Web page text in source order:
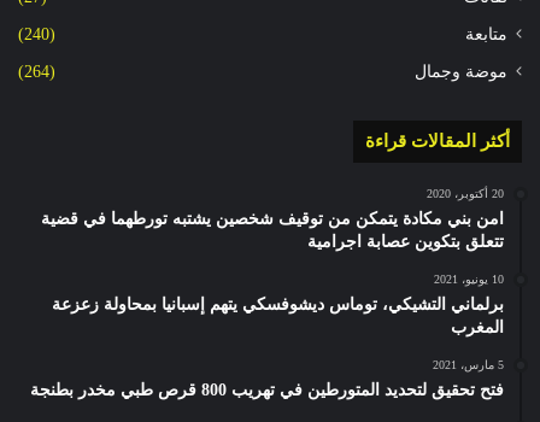
متابعة (240)
موضة وجمال (264)
أكثر المقالات قراءة
20 أكتوبر، 2020
امن بني مكادة يتمكن من توقيف شخصين يشتبه تورطهما في قضية
تتعلق بتكوين عصابة اجرامية
10 يونيو، 2021
برلماني التشيكي، توماس ديشوفسكي يتهم إسبانيا بمحاولة زعزعة
المغرب
5 مارس، 2021
فتح تحقيق لتحديد المتورطين في تهريب 800 قرص طبي مخدر بطنجة